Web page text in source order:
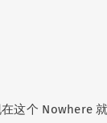
这个 Nowhere